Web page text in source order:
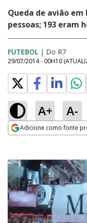
Queda de avião
pessoas; 193 eram
FUTEBOL | Do R7
29/07/2014 - 00H10
A+ A-
Adicione como fonte